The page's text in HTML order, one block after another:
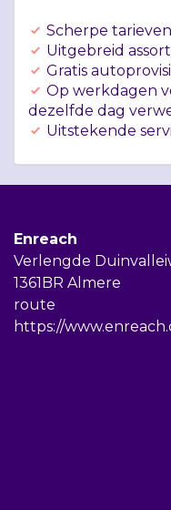
Scherpe tarieven
Uitgebreid
Gratis
Op werkdagen
dezelfde dag
Uitstekende
Enreach
Verlengde
1361BR Almere
route
https://